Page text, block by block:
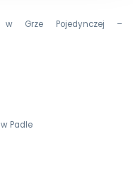
w Grze Pojedynczej –
Padle